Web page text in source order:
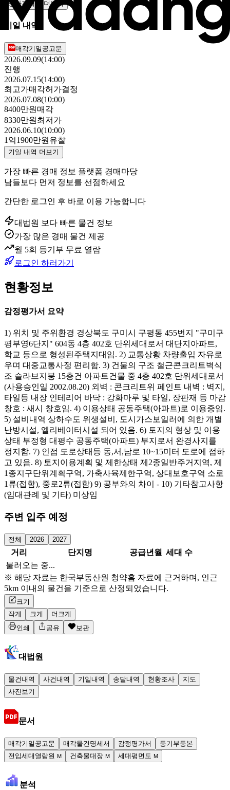
당사자내역 더보기
기일 내역
매각기일공고문
2026.09.09(14:00)
진행
2026.07.15(14:00)
최고가매각허가결정
2026.07.08(10:00)
8400만원 매각
8330만원 최저가
2026.06.10(10:00)
1억1900만원 유찰
기일 내역 더보기
가장 빠른 경매 정보 플랫폼 경매마당
남들보다 먼저 정보를 선점하세요
간단한 로그인 후 바로 이용 가능합니다
대법원 보다 빠른 물건 정보
가장 많은 경매 물건 제공
월 5회 등기부 무료 열람
로그인 하러가기
현황정보
감정평가서 요약
1) 위치 및 주위환경 경상북도 구미시 구평동 455번지 "구미구
평부영6단지" 604동 4층 402호 단위세대로서 대단지아파트,
학교 등으로 형성된주택지대임. 2) 교통상황 차량출입 자유로
우며 대중교통사정 편리함. 3) 건물의 구조 철근콘크리트벽식
조 슬라브지붕 15층건 아파트건물 중 4층 402호 단위세대로서
(사용승인일 2002.08.20) 외벽 : 콘크리트위 페인트 내벽 : 벽지,
타일등 내장 인테리어 바닥 : 강화마루 및 타일, 장판재 등 마감
창호 : 새시 창호임. 4) 이용상태 공동주택(아파트)로 이용중임.
5) 설비내역 상하수도 위생설비, 도시가스보일러에 의한 개별
난방시설, 엘리베이터시설 되어 있음. 6) 토지의 형상 및 이용
상태 부정형 대평수 공동주택(아파트) 부지로서 완경사지를
정지함. 7) 인접 도로상태등 동,서,남로 10~15미터 도로에 접하
고 있음. 8) 토지이용계획 및 제한상태 제2종일반주거지역, 제
1종지구단위계획구역, 가축사육제한구역, 상대보호구역 소로
1류(접함), 중로2류(접함) 9) 공부와의 차이 - 10) 기타참고사항
(임대관례 및 기타) 미상임
주변 입주 예정
전체 2026 2027
거리 단지명 공급년월 세대 수
불러오는 중...
※ 해당 자료는 한국부동산원 청약홈 자료에 근거하며, 인근
5km 이내의 물건을 기준으로 산정되었습니다.
크기
작게
크게
더크게
인쇄
공유 보관
대법원
물건내역 사건내역 기일내역 송달내역 현황조사
지도
사진보기
문서
매각기일공고문 매각물건명세서 감정평가서
등기부등본
전입세대열람원 M 건축물대장 M 세대평면도 M
분석